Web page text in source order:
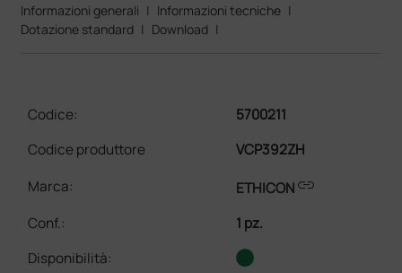
Informazioni generali | Informazioni tecniche |
Dotazione standard | Download |
Codice:
5700211
Codice produttore
VCP392ZH
Marca:
ETHICONlink
Conf.:
1 pz.
Disponibilità: